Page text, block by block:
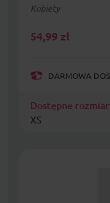
Kobiety
54,99 zł
DARMOWA
Dostępne
XS